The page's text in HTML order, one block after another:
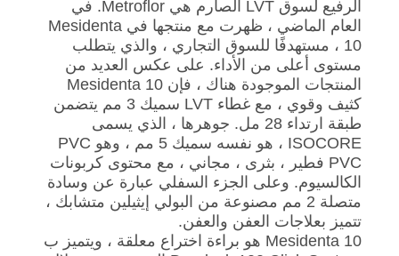
الرفيع لسوق LVT الصارم هي Metroflor. في
العام الماضي ، ظهرت مع منتجها في Mesidenta
10 ، مستهدفًا للسوق التجاري ، والذي يتطلب
مستوى أعلى من الأداء. على عكس العديد من
المنتجات الموجودة هناك ، فإن Mesidenta 10
كثيف وقوي ، مع غطاء LVT سميك 3 مم يتضمن
طبقة ارتداء 28 مل. جوهرها ، الذي يسمى
ISOCORE ، هو نفسه سميك 5 مم ، وهو PVC
PVC فطير ، بثرى ، مجاني ، مع محتوى كربونات
الكالسيوم. وعلى الجزء السفلي عبارة عن وسادة
متصلة 2 مم مصنوعة من البولي إيثيلين متشابك ،
تتميز بعلاجات العفن والعفن.
Mesidenta 10 هو براءة اختراع معلقة ، ويتميز ب